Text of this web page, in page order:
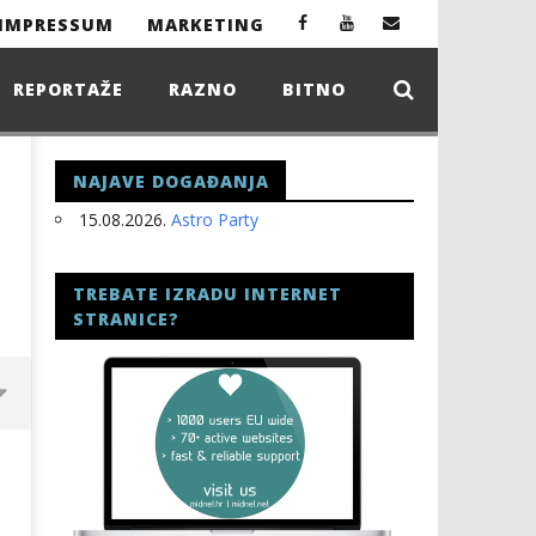
IMPRESSUM MARKETING
REPORTAŽE RAZNO BITNO
NAJAVE DOGAĐANJA
15.08.2026. Astro Party
TREBATE IZRADU INTERNET
STRANICE?